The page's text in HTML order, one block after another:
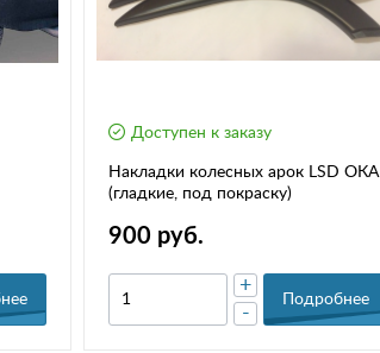
Доступен к заказу
Накладки колесных арок LSD ОКА
(гладкие, под покраску)
900 руб.
-
+
Подробнее